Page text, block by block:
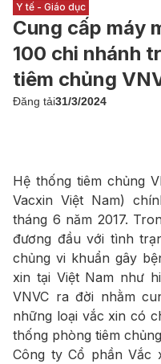
Y tế - Giáo dục
Cung cấp máy
100 chi nhánh
tiêm chủng
Đăng tải31/3/2024
Hệ thống tiêm chủng
Vacxin Việt Nam)
tháng 6 năm 2017.
đương đầu với tình
chủng vi khuẩn gây
xin tại Việt Nam như
VNVC ra đời nhằm
những loại vắc xin có
thống phòng tiêm
Công ty Cổ phần Vắc